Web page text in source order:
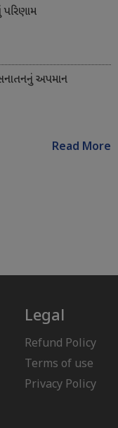
અપમાન
Read More
Legal
Refund Policy
Terms of use
Privacy Policy